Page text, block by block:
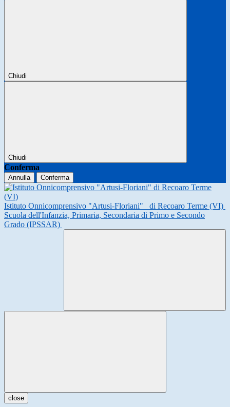
Chiudi
Chiudi
Conferma
Annulla Conferma
Istituto Onnicomprensivo "Artusi-Floriani"
di Recoaro Terme (VI)
Scuola dell'Infanzia, Primaria, Secondaria di Primo e Secondo
Grado (IPSSAR)
close